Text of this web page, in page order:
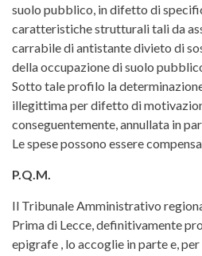
suolo pubblico, in difetto di
caratteristiche strutturali tali da
carrabile di antistante divieto di
della occupazione di suolo
Sotto tale profilo la
illegittima per difetto di
conseguentemente, annullata in
Le spese possono essere
P.Q.M.
Il Tribunale Amministrativo
Prima di Lecce, definitivamente
epigrafe , lo accoglie in parte e,